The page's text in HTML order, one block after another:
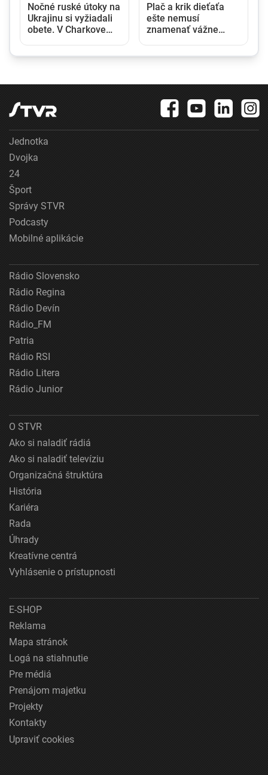
Nočné ruské útoky na
Ukrajinu si vyžiadali
obete. V Charkove
Plač a krik dieťaťa
ešte nemusí
znamenať vážne
Jednotka
Dvojka
24
Šport
Správy STVR
Podcasty
Mobilné aplikácie
Rádio Slovensko
Rádio Regina
Rádio Devín
Rádio_FM
Patria
Rádio RSI
Rádio Litera
Rádio Junior
O STVR
Ako si naladiť rádiá
Ako si naladiť televíziu
Organizačná štruktúra
História
Kariéra
Rada
Úhrady
Kreatívne centrá
Vyhlásenie o prístupnosti
E-SHOP
Reklama
Mapa stránok
Logá na stiahnutie
Pre médiá
Prenájom majetku
Projekty
Kontakty
Upraviť cookies